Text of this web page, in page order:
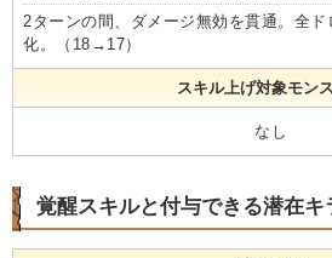
2ターンの間、ダメージ無効を貫通。全
化。（18→17）
スキル上げ対象モン
なし
覚醒スキルと付与できる潜在キ